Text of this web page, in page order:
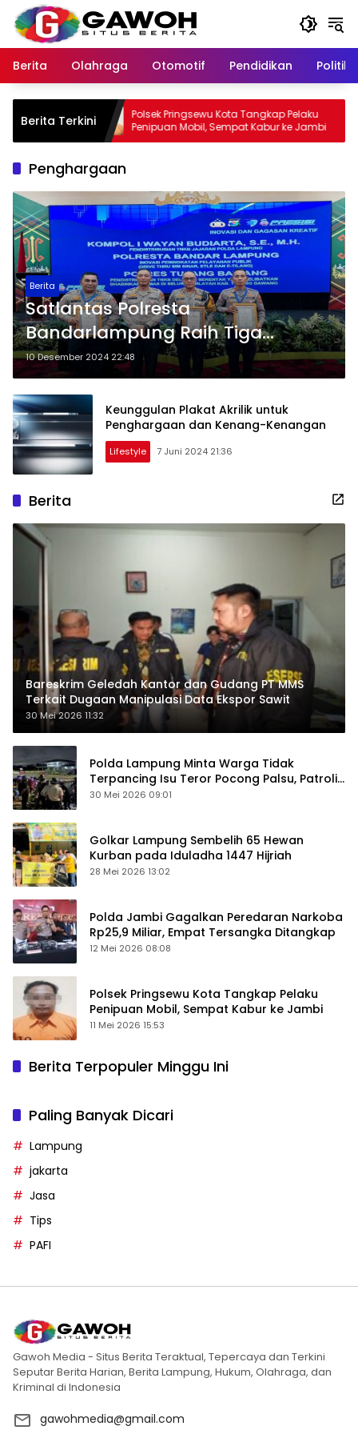
Langsung
konten
Berita
Olahraga Otomotif Pendidikan Politik
Berita Terkini
Polsek Pringsewu Kota Tangkap Pelaku
Penipuan Mobil, Sempat Kabur ke Jambi
Penghargaan
Berita
Satlantas Polresta
Bandarlampung Raih Tiga
Penghargaan Bergengsi di
Rakernis Lalu Lintas 2024
10 Desember 2024 22:48
Keunggulan Plakat Akrilik untuk
Penghargaan dan Kenang-Kenangan
Lifestyle 7 Juni 2024 21:36
Berita
Bareskrim Geledah Kantor dan Gudang PT MMS
Terkait Dugaan Manipulasi Data Ekspor Sawit
30 Mei 2026 11:32
Polda Lampung Minta Warga Tidak
Terpancing Isu Teror Pocong Palsu, Patroli
Keamanan Ditingkatkan
30 Mei 2026 09:01
Golkar Lampung Sembelih 65 Hewan
Kurban pada Iduladha 1447 Hijriah
28 Mei 2026 13:02
Polda Jambi Gagalkan Peredaran Narkoba
Rp25,9 Miliar, Empat Tersangka Ditangkap
12 Mei 2026 08:08
Polsek Pringsewu Kota Tangkap Pelaku
Penipuan Mobil, Sempat Kabur ke Jambi
11 Mei 2026 15:53
Berita Terpopuler Minggu Ini
Paling Banyak Dicari
Lampung
jakarta
Jasa
Tips
PAFI
Gawoh Media - Situs Berita Teraktual, Tepercaya dan Terkini
Seputar Berita Harian, Berita Lampung, Hukum, Olahraga, dan
Kriminal di Indonesia
gawohmedia@gmail.com